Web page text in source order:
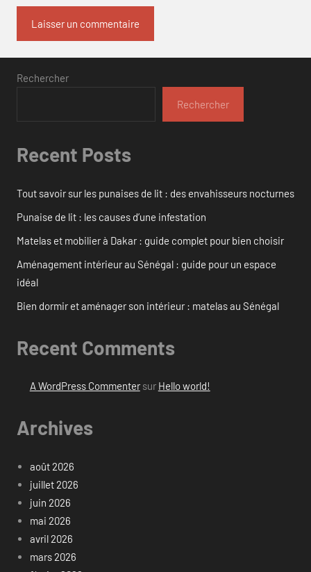
Rechercher
Rechercher
Recent Posts
Tout savoir sur les punaises de lit : des envahisseurs nocturnes
Punaise de lit : les causes d’une infestation
Matelas et mobilier à Dakar : guide complet pour bien choisir
Aménagement intérieur au Sénégal : guide pour un espace
idéal
Bien dormir et aménager son intérieur : matelas au Sénégal
Recent Comments
A WordPress Commentersur Hello world!
Archives
août 2026
juillet 2026
juin 2026
mai 2026
avril 2026
mars 2026